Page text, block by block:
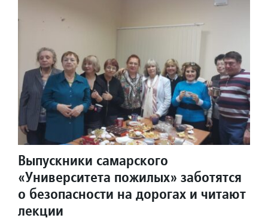
Выпускники самарского
«Университета пожилых» заботятся
о безопасности на дорогах и читают
лекции